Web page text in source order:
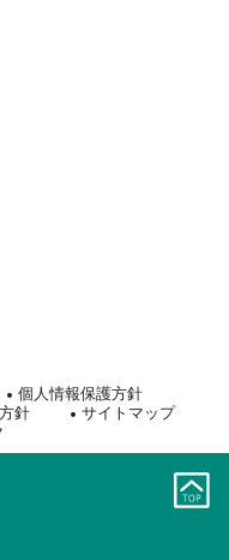
個人情報保護方針
針
サイトマップ